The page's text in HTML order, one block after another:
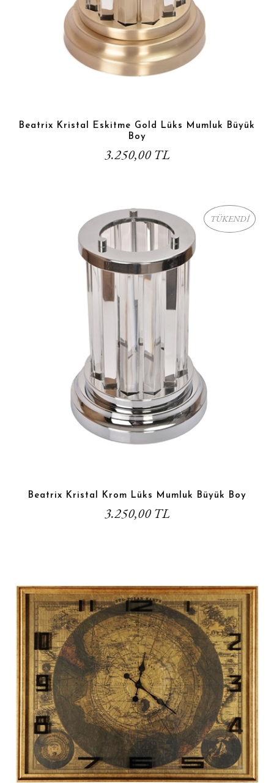
Beatrix Kristal Eskitme Gold Lüks Mumluk Büyük
Boy
3.250,00 TL
TÜKENDİ
Beatrix Kristal Krom Lüks Mumluk Büyük Boy
3.250,00 TL